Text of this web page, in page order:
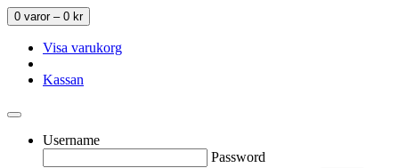
0 varor – 0 kr
Visa varukorg
Kassan
Username
Password